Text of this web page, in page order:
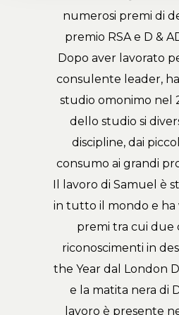
numerosi premi di
premio RSA e D &
Dopo aver lavorato
consulente leader,
studio omonimo nel
dello studio si
discipline, dai
consumo ai grandi
Il lavoro di Samuel è
in tutto il mondo e ha
premi tra cui due
riconoscimenti in
the Year dal London
e la matita nera di
lavoro è presente